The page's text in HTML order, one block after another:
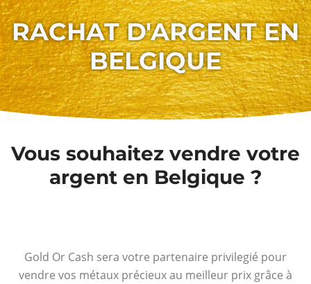
RACHAT D'ARGENT EN
BELGIQUE
Vous souhaitez vendre votre
argent en Belgique ?
Gold Or Cash sera votre partenaire privilegié pour
vendre vos métaux précieux au meilleur prix grâce à